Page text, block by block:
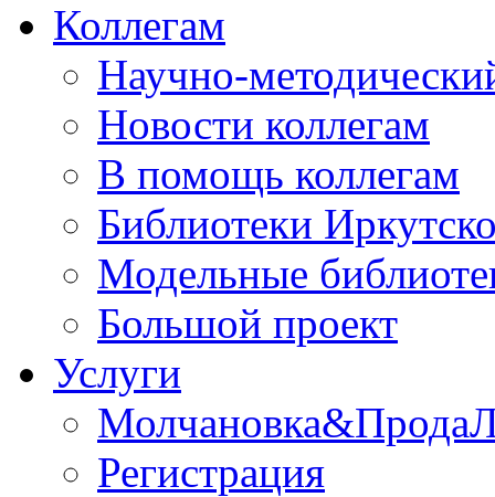
Коллегам
Научно-
Новости коллегам
В помощь коллегам
Библиотеки
Модельные
Большой проект
Услуги
Регистрация